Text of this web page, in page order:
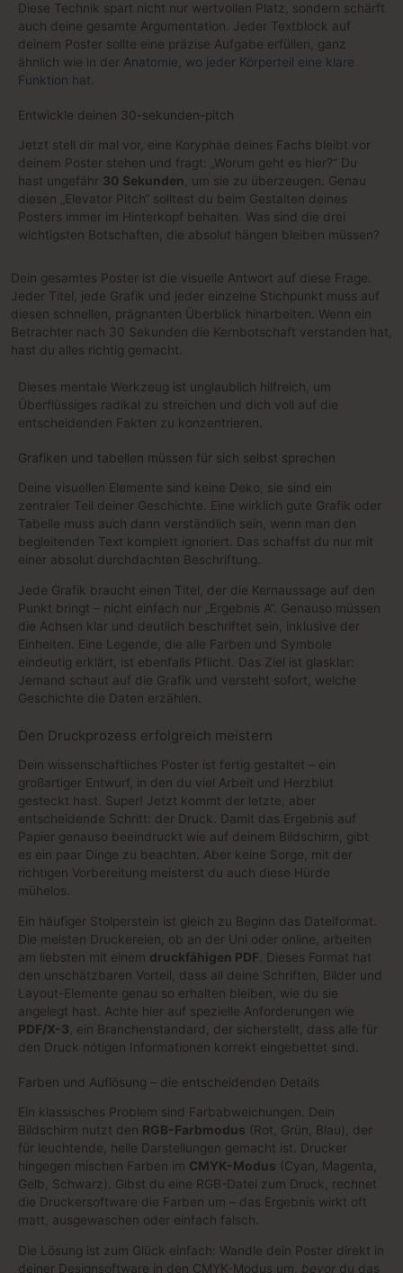
Diese Technik spart nicht nur wertvollen Platz, sondern schärft
auch deine gesamte Argumentation. Jeder Textblock auf
deinem Poster sollte eine präzise Aufgabe erfüllen, ganz
ähnlich wie in der Anatomie, wo jeder Körperteil eine klare
Funktion hat
Entwickle deinen 30-sekunden-pitch
Jetzt stell dir mal vor, eine Koryphäe deines Fachs bleibt vor
deinem Poster stehen und fragt: „Worum geht es hier?“ Du
hast ungefähr 30 Sekunden , um sie zu überzeugen. Genau
diesen „Elevator Pitch“ solltest du beim Gestalten deines
Posters immer im Hinterkopf behalten. Was sind die drei
wichtigsten Botschaften, die absolut hängen bleiben müssen?
Dein gesamtes Poster ist die visuelle Antwort auf diese Frage.
Jeder Titel, jede Grafik und jeder einzelne Stichpunkt muss auf
diesen schnellen, prägnanten Überblick hinarbeiten. Wenn ein
Betrachter nach 30 Sekunden die Kernbotschaft verstanden hat,
hast du alles richtig gemacht.
Dieses mentale Werkzeug ist unglaublich hilfreich, um
Überflüssiges radikal zu streichen und dich voll auf die
entscheidenden Fakten zu konzentrieren.
Grafiken und tabellen müssen für sich selbst sprechen
Deine visuellen Elemente sind keine Deko, sie sind ein
zentraler Teil deiner Geschichte. Eine wirklich gute Grafik oder
Tabelle muss auch dann verständlich sein, wenn man den
begleitenden Text komplett ignoriert. Das schaffst du nur mit
einer absolut durchdachten Beschriftung.
Jede Grafik braucht einen Titel, der die Kernaussage auf den
Punkt bringt – nicht einfach nur „Ergebnis A“. Genauso müssen
die Achsen klar und deutlich beschriftet sein, inklusive der
Einheiten. Eine Legende, die alle Farben und Symbole
eindeutig erklärt, ist ebenfalls Pflicht. Das Ziel ist glasklar:
Jemand schaut auf die Grafik und versteht sofort, welche
Geschichte die Daten erzählen.
Den Druckprozess erfolgreich meistern
Dein wissenschaftliches Poster ist fertig gestaltet – ein
großartiger Entwurf, in den du viel Arbeit und Herzblut
gesteckt hast. Super! Jetzt kommt der letzte, aber
entscheidende Schritt: der Druck. Damit das Ergebnis auf
Papier genauso beeindruckt wie auf deinem Bildschirm, gibt
es ein paar Dinge zu beachten. Aber keine Sorge, mit der
richtigen Vorbereitung meisterst du auch diese Hürde
mühelos.
Ein häufiger Stolperstein ist gleich zu Beginn das Dateiformat.
Die meisten Druckereien, ob an der Uni oder online, arbeiten
am liebsten mit einem druckfähigen PDF. Dieses Format hat
den unschätzbaren Vorteil, dass all deine Schriften, Bilder und
Layout-Elemente genau so erhalten bleiben, wie du sie
angelegt hast. Achte hier auf spezielle Anforderungen wie
PDF/X-3 , ein Branchenstandard, der sicherstellt, dass alle für
den Druck nötigen Informationen korrekt eingebettet sind.
Farben und Auflösung – die entscheidenden Details
Ein klassisches Problem sind Farbabweichungen. Dein
Bildschirm nutzt den RGB-Farbmodus (Rot, Grün, Blau), der
für leuchtende, helle Darstellungen gemacht ist. Drucker
hingegen mischen Farben im CMYK-Modus (Cyan, Magenta,
Gelb, Schwarz). Gibst du eine RGB-Datei zum Druck, rechnet
die Druckersoftware die Farben um – das Ergebnis wirkt oft
matt, ausgewaschen oder einfach falsch.
Die Lösung ist zum Glück einfach: Wandle dein Poster direkt in
deiner Designsoftware in den CMYK-Modus um, bevor du das